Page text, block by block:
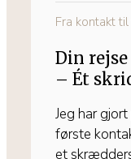
Fra kontakt
Din
– Ét
Jeg har
første
et